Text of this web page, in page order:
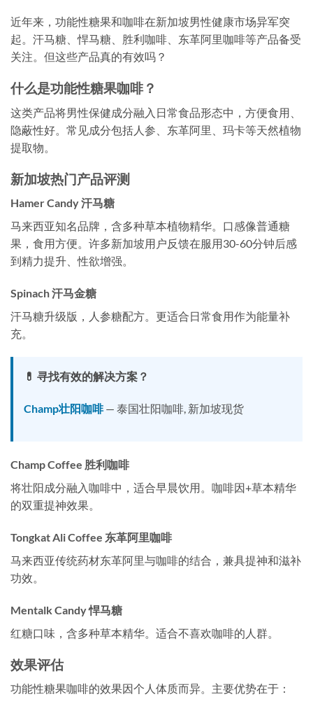
近年来，功能性糖果和咖啡在新加坡男性健康市场异军突
起。汗马糖、悍马糖、胜利咖啡、东革阿里咖啡等产品备受
关注。但这些产品真的有效吗？
什么是功能性糖果咖啡？
这类产品将男性保健成分融入日常食品形态中，方便食用、
隐蔽性好。常见成分包括人参、东革阿里、玛卡等天然植物
提取物。
新加坡热门产品评测
Hamer Candy 汗马糖
马来西亚知名品牌，含多种草本植物精华。口感像普通糖
果，食用方便。许多新加坡用户反馈在服用30-60分钟后感
到精力提升、性欲增强。
Spinach 汗马金糖
汗马糖升级版，人参糖配方。更适合日常食用作为能量补
充。
💊 寻找有效的解决方案？
Champ壮阳咖啡— 泰国壮阳咖啡, 新加坡现货
Champ Coffee 胜利咖啡
将壮阳成分融入咖啡中，适合早晨饮用。咖啡因+草本精华
的双重提神效果。
Tongkat Ali Coffee 东革阿里咖啡
马来西亚传统药材东革阿里与咖啡的结合，兼具提神和滋补
功效。
Mentalk Candy 悍马糖
红糖口味，含多种草本精华。适合不喜欢咖啡的人群。
效果评估
功能性糖果咖啡的效果因个人体质而异。主要优势在于：